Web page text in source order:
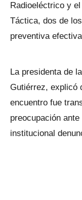
Radioeléctrico y
Táctica, dos de
preventiva
La presidenta de
Gutiérrez, explicó
encuentro fue
preocupación
institucional